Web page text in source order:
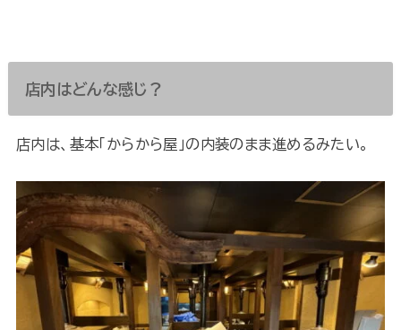
店内はどんな感じ？
店内は、基本「からから屋」の内装のまま進めるみたい。